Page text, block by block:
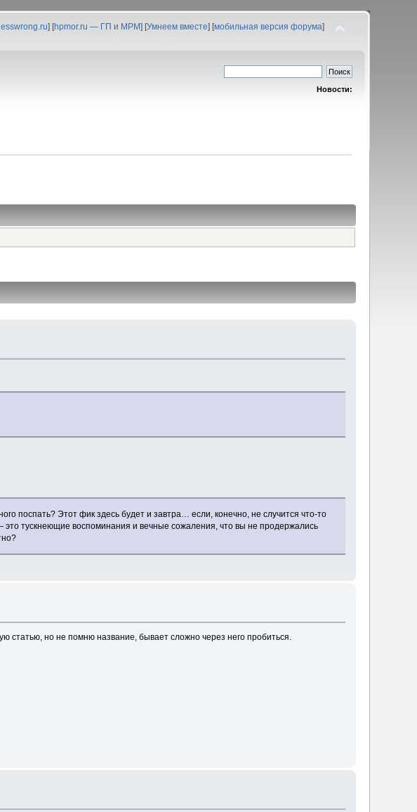
] [hpmor.ru — ГП и МРМ] [Умнеем вместе] [мобильная версия форума]
Новости:
поспать? Этот фик здесь будет и завтра… если, конечно, не случится что-то
тускнеющие воспоминания и вечные сожаления, что вы не продержались
статью, но не помню название, бывает сложно через него пробиться.